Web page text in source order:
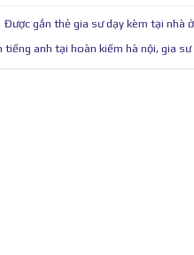
Được gắn thẻ gia sư dạy kèm tại nhà
tiếng anh tại hoàn kiếm hà nội, gia sư